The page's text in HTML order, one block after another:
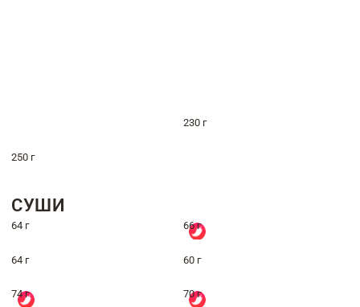
230 г
250 г
СУШИ
64 г 66 г
64 г 60 г
74 г 70 г